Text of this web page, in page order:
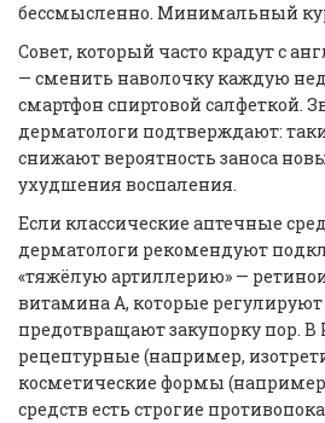
бессмысленно. Минимальный
Совет, который часто крадут с
— сменить наволочку каждую
смартфон спиртовой салфеткой.
дерматологи подтверждают:
снижают вероятность заноса
ухудшения воспаления.
Если классические аптечные
дерматологи рекомендуют
«тяжёлую артиллерию» —
витамина А, которые
предотвращают закупорку пор. В
рецептурные (например,
косметические формы
средств есть строгие